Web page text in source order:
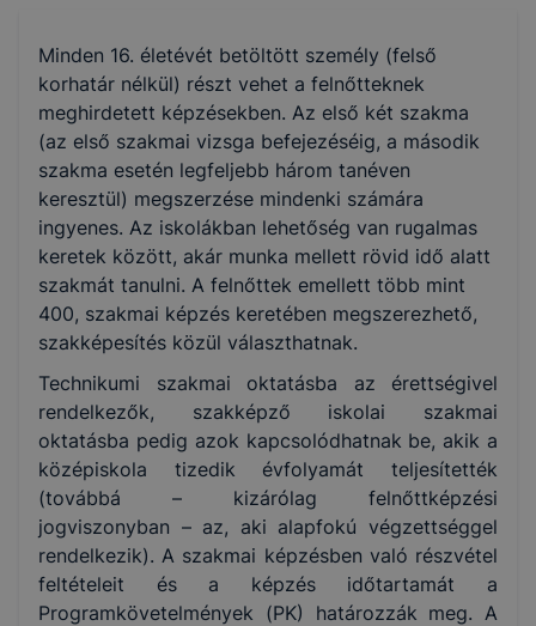
Minden 16. életévét betöltött személy (felső
korhatár nélkül) részt vehet a felnőtteknek
meghirdetett képzésekben. Az első két szakma
(az első szakmai vizsga befejezéséig, a második
szakma esetén legfeljebb három tanéven
keresztül) megszerzése mindenki számára
ingyenes. Az iskolákban lehetőség van rugalmas
keretek között, akár munka mellett rövid idő alatt
szakmát tanulni. A felnőttek emellett több mint
400, szakmai képzés keretében megszerezhető,
szakképesítés közül választhatnak.
Technikumi szakmai oktatásba az érettségivel
rendelkezők, szakképző iskolai szakmai
oktatásba pedig azok kapcsolódhatnak be, akik a
középiskola tizedik évfolyamát teljesítették
(továbbá – kizárólag felnőttképzési
jogviszonyban – az, aki alapfokú végzettséggel
rendelkezik). A szakmai képzésben való részvétel
feltételeit és a képzés időtartamát a
Programkövetelmények (PK) határozzák meg. A